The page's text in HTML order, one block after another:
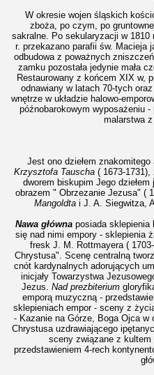
W okresie wojen śląskich
zboża, po czym, po
sakralne. Po sekularyzacji w 1810
r. przekazano parafii św. Macieja
odbudowa z poważnych
zamku pozostała jedynie mała
Restaurowany z końcem XIX w,
odnawiany w latach 70-tych
wnętrze w układzie halowo-
późnobarokowym wyposażeniu
malarstwa
Jest ono dziełem
Krzysztofa Tauscha ( 1673-1731),
dworem biskupim Jego dziełem
obrazem " Obrzezanie Jezusa" (
Mangoldtai J. A. Siegwitza,
Nawa głównaposiada sklepienia
się nad nimi empory - sklepienia
fresk J. M. Rottmayera (
Chrystusa". Scenę centralną
cnót kardynalnych adorujących
inicjały Towarzystwa
Jezus. Nad prezbiterium
emporą muzyczną -
sklepieniach empor - sceny z
- Kazanie na Górze, Boga Ojca w
Chrystusa uzdrawiającego
sceny związane z
przedstawieniem 4-rech